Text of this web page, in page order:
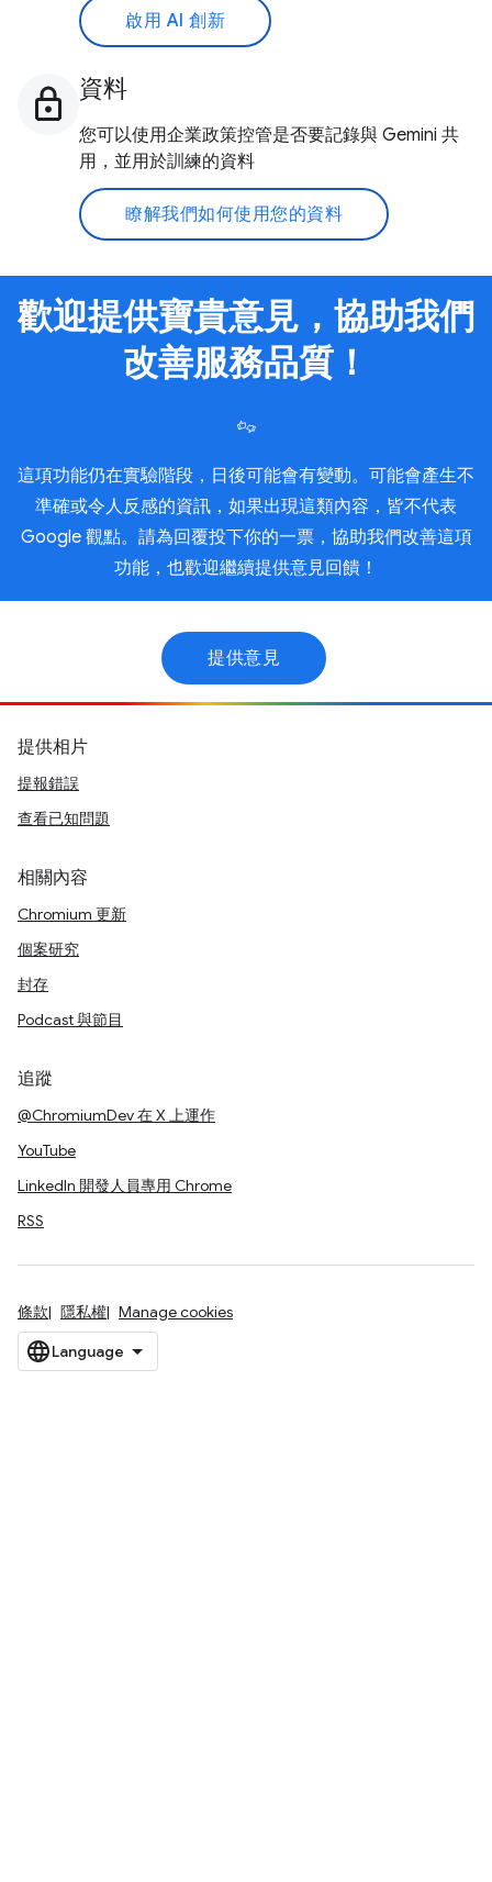
啟用 AI 創新
資料
您可以使用企業政策控管是否要記錄與 Gemini 共
用，並用於訓練的資料
瞭解我們如何使用您的資料
歡迎提供寶貴意見，協助我們
改善服務品質！
這項功能仍在實驗階段，日後可能會有變動。可能會產生不
準確或令人反感的資訊，如果出現這類內容，皆不代表
Google 觀點。請為回覆投下你的一票，協助我們改善這項
功能，也歡迎繼續提供意見回饋！
提供意見
提供相片
提報錯誤
查看已知問題
相關內容
Chromium 更新
個案研究
封存
Podcast 與節目
追蹤
@ChromiumDev 在 X 上運作
YouTube
LinkedIn 開發人員專用 Chrome
RSS
條款 隱私權 Manage cookies